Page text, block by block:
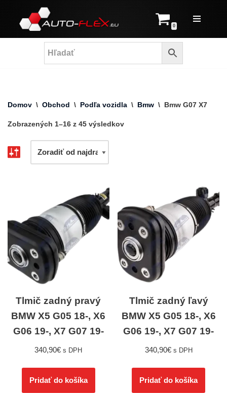
Prejsť
na
0
Domov \ Obchod \ Podľa vozidla \ Bmw \ Bmw G07 X7
Zobrazených 1–16 z 45 výsledkov
Tlmič zadný pravý
BMW X5 G05 18-, X6
G06 19-, X7 G07 19-
340,90€ s DPH
Pridať do košíka
Tlmič zadný ľavý
BMW X5 G05 18-, X6
G06 19-, X7 G07 19-
340,90€ s DPH
Pridať do košíka